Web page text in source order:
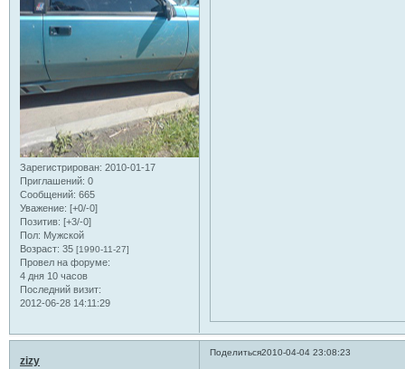
Зарегистрирован: 2010-01-17
Приглашений: 0
Сообщений: 665
Уважение: [+0/-0]
Позитив: [+3/-0]
Пол: Мужской
Возраст: 35 [1990-11-27]
Провел на форуме:
4 дня 10 часов
Последний визит:
2012-06-28 14:11:29
Поделиться2010-04-04 23:08:23
zizy